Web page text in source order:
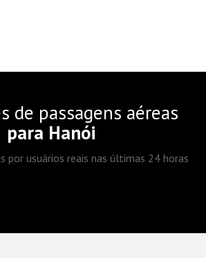
de passagens aéreas
para Hanói
por usuários reais nas últimas 24 horas